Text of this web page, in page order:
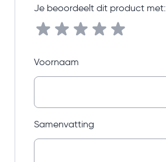
Je beoordeelt dit product met:
Voornaam
Samenvatting